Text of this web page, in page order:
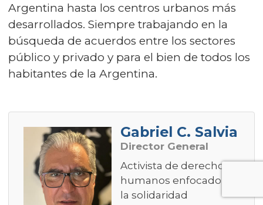
Argentina hasta los centros urbanos más
desarrollados. Siempre trabajando en la
búsqueda de acuerdos entre los sectores
público y privado y para el bien de todos los
habitantes de la Argentina.
Gabriel C. Salvia
Director General
Activista de derechos
humanos enfocado en
la solidaridad